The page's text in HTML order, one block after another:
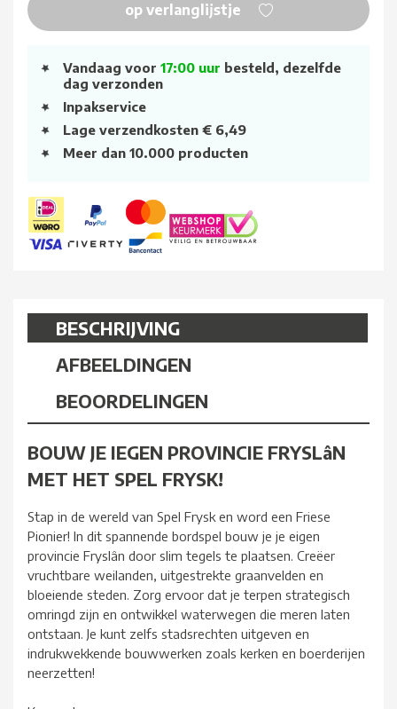
op verlanglijstje
Vandaag voor 17:00 uur besteld, dezelfde
dag verzonden
Inpakservice
Lage verzendkosten € 6,49
Meer dan 10.000 producten
BESCHRIJVING
AFBEELDINGEN
BEOORDELINGEN
BOUW JE IEGEN PROVINCIE FRYSLâN
MET HET SPEL FRYSK!
Stap in de wereld van Spel Frysk en word een Friese
Pionier! In dit spannende bordspel bouw je je eigen
provincie Fryslân door slim tegels te plaatsen. Creëer
vruchtbare weilanden, uitgestrekte graanvelden en
bloeiende steden. Zorg ervoor dat je terpen strategisch
omringd zijn en ontwikkel waterwegen die meren laten
ontstaan. Je kunt zelfs stadsrechten uitgeven en
indrukwekkende bouwwerken zoals kerken en boerderijen
neerzetten!